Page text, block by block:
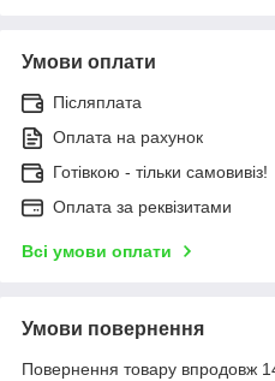
Умови оплати
Післяплата
Оплата на рахунок
Готівкою - тільки самовивіз!
Оплата за реквізитами
Всі умови оплати
Умови повернення
Повернення товару впродовж